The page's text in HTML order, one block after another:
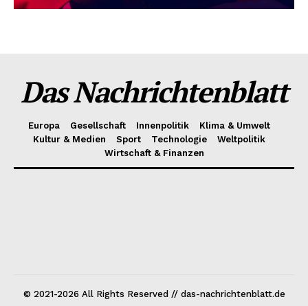
Das Nachrichtenblatt
Europa Gesellschaft Innenpolitik
Klima & Umwelt
Kultur & Medien
Sport Technologie
Weltpolitik
Wirtschaft & Finanzen
© 2021-2026 All Rights Reserved // das-nachrichtenblatt.de